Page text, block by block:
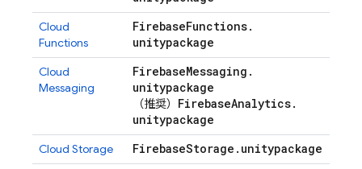
Cloud
Functions
FirebaseFunctions.
unitypackage
Cloud
Messaging
FirebaseMessaging .
unitypackage
（推奨） FirebaseAnalytics.
unitypackage
Cloud Storage FirebaseStorage . unitypackage